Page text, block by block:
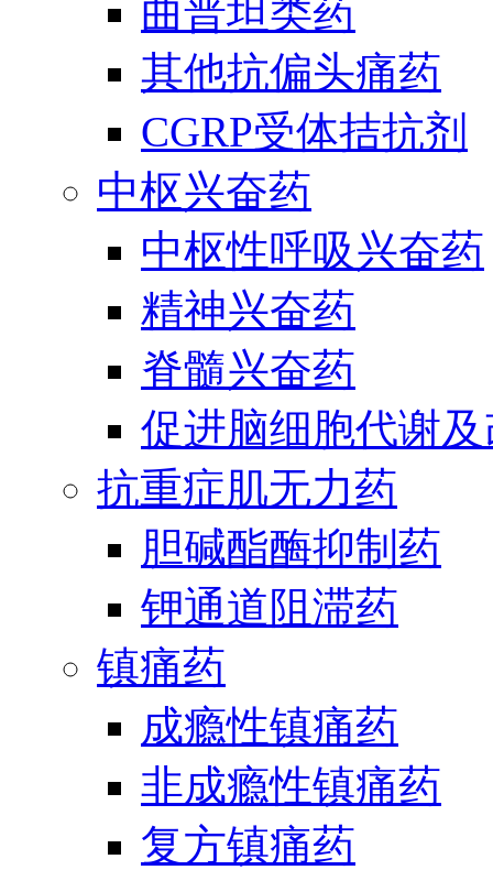
曲普坦类药
其他抗偏头痛药
CGRP受体拮抗剂
中枢兴奋药
中枢性呼吸兴奋药
精神兴奋药
脊髓兴奋药
促进脑细胞代谢
抗重症肌无力药
胆碱酯酶抑制药
钾通道阻滞药
镇痛药
成瘾性镇痛药
非成瘾性镇痛药
复方镇痛药